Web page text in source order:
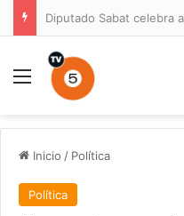
Menú
Inicio / Política
Política